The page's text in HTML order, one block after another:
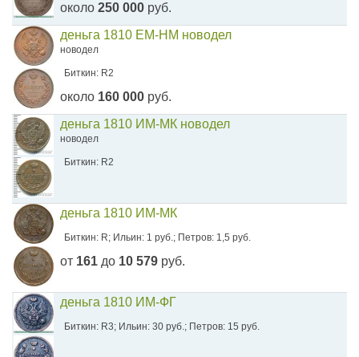
около 250 000 руб.
деньга 1810 ЕМ-НМ новодел
новодел
Биткин: R2
около 160 000 руб.
деньга 1810 ИМ-МК новодел
новодел
Биткин: R2
деньга 1810 ИМ-МК
Биткин: R; Ильин: 1 руб.; Петров: 1,5 руб.
от 161 до 10 579 руб.
деньга 1810 ИМ-ФГ
Биткин: R3; Ильин: 30 руб.; Петров: 15 руб.